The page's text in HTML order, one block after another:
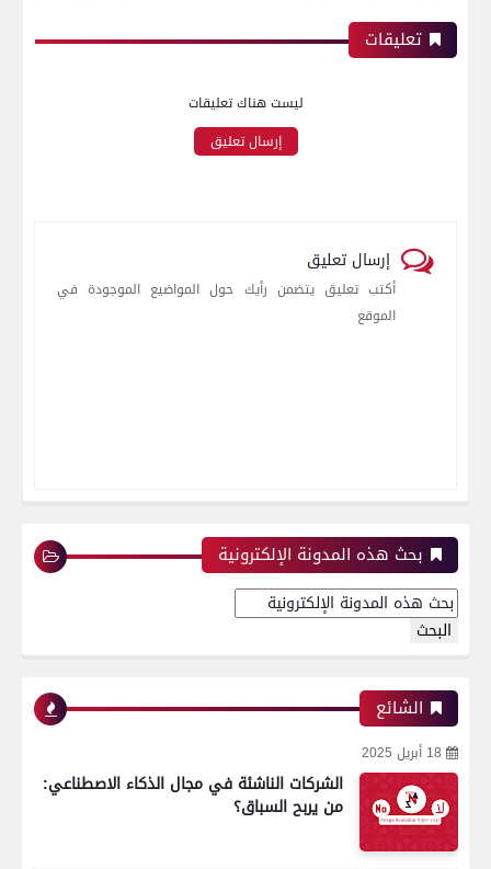
تعليقات
ليست هناك تعليقات
إرسال تعليق
إرسال تعليق
أكتب تعليق يتضمن رأيك حول المواضيع الموجودة في
الموقع
بحث هذه المدونة الإلكترونية
الشائع
18 أبريل 2025
الشركات الناشئة في مجال الذكاء الاصطناعي:
من يربح السباق؟